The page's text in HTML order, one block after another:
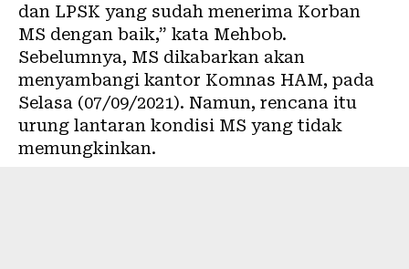
dan LPSK yang sudah menerima Korban
MS dengan baik,” kata Mehbob.
Sebelumnya, MS dikabarkan akan
menyambangi kantor Komnas HAM, pada
Selasa (07/09/2021). Namun, rencana itu
urung lantaran kondisi MS yang tidak
memungkinkan.